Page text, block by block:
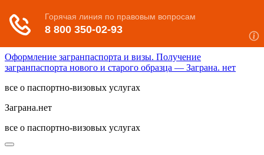
Оформление загранпаспорта и визы. Получение
загранпаспорта нового и старого образца — Заграна. нет
все о паспортно-визовых услугах
Заграна.нет
все о паспортно-визовых услугах